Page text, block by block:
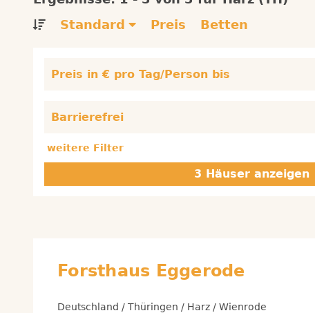
Standard
Preis Betten
Preis in € pro Tag/Person bis
Barrierefrei
weitere Filter
Forsthaus Eggerode
Deutschland / Thüringen / Harz / Wienrode